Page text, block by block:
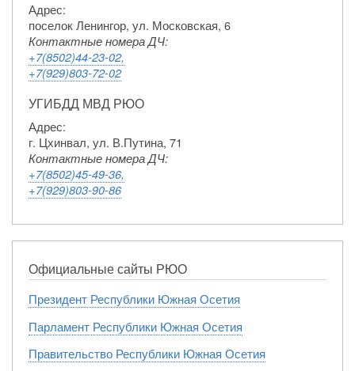
Адрес:
поселок Ленингор, ул. Московская, 6
Контактные номера ДЧ:
+7(8502)44-23-02,
+7(929)803-72-02
УГИБДД МВД РЮО
Адрес:
г. Цхинвал, ул. В.Путина, 71
Контактные номера ДЧ:
+7(8502)45-49-36,
+7(929)803-90-86
Официальные сайты РЮО
Президент Республики Южная Осетия
Парламент Республики Южная Осетия
Правительство Республики Южная Осетия